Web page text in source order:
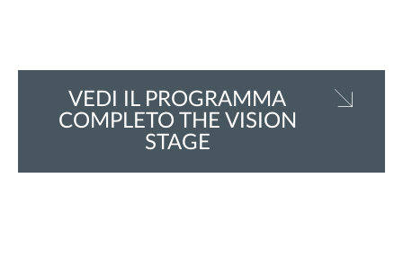
VEDI IL PROGRAMMA
COMPLETO THE VISION
STAGE